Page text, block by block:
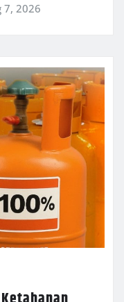
7, 2026